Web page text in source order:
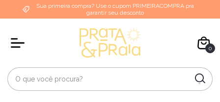
Sua primeira compra? Use o cupom PRIMEIRACOMPRA pra
garantir seu desconto
0